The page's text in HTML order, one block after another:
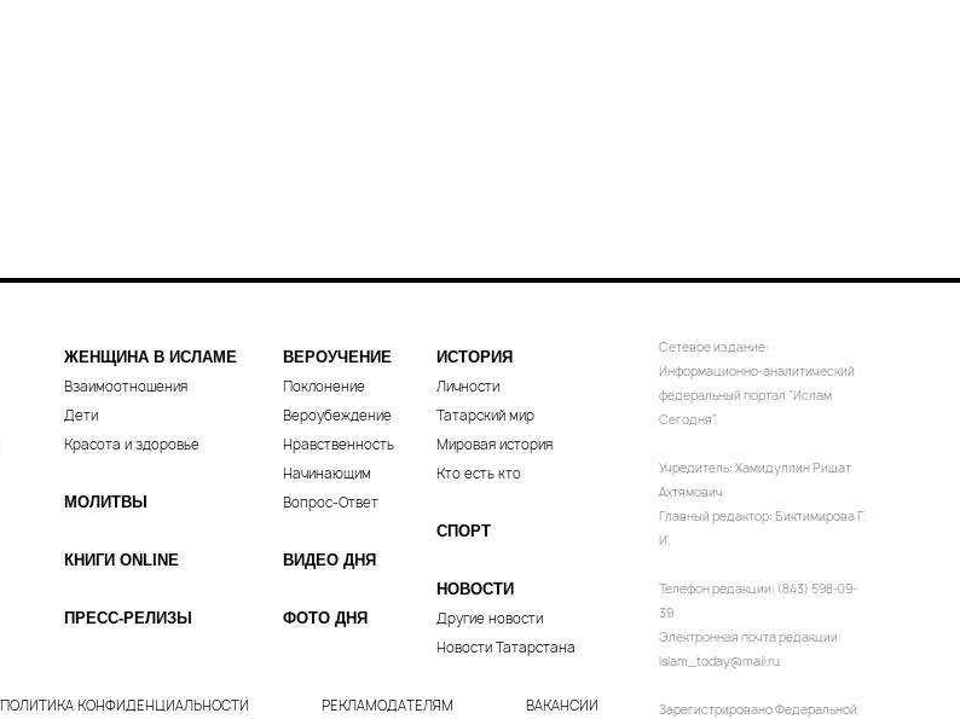
ЖЕНЩИНА В ИСЛАМЕ
Взаимоотношения
Дети
Красота и здоровье
МОЛИТВЫ
КНИГИ ONLINE
ПРЕСС-РЕЛИЗЫ
ВЕРОУЧЕНИЕ
Поклонение
Вероубеждение
Нравственность
Начинающим
Вопрос-Ответ
ВИДЕО ДНЯ
ФОТО ДНЯ
ИСТОРИЯ
Личности
Татарский мир
Мировая история
Кто есть кто
СПОРТ
НОВОСТИ
Другие новости
Новости Татарстана
ПОЛИТИКА КОНФИДЕНЦИАЛЬНОСТИ РЕКЛАМОДАТЕЛЯМ ВАКАНСИИ
Сетевое издание:
Информационно-аналитический
федеральный портал “Ислам
Сегодня”.
Учредитель: Хамидуллин Ришат
Ахтямович
Главный редактор: Биктимирова Г.
И.
Телефон редакции: (843) 598-09-
39
Электронная почта редакции:
Islam_today@mail.ru
Зарегистрировано Федеральной